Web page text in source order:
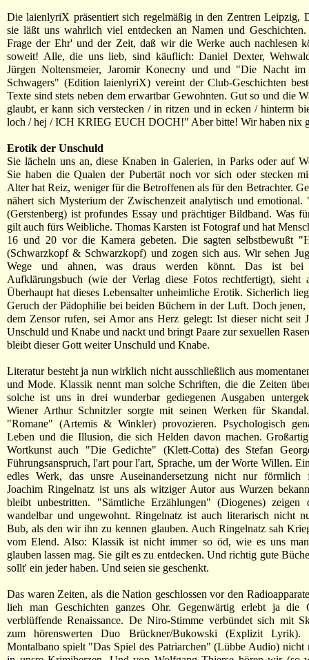
Die laienlyriX präsentiert sich regelmäßig in den Zentren Leipzig,
sie läßt uns wahrlich viel entdecken an Namen und
Frage der Ehr' und der Zeit, daß wir die Werke auch nachlesen
soweit! Alle, die uns lieb, sind käuflich: Daniel Dexter,
Jürgen Noltensmeier, Jaromir Konecny und und "Die Nacht
Schwagers" (Edition laienlyriX) vereint der Club-Geschichten
Texte sind stets neben dem erwartbar Gewohnten. Gut so und die
glaubt, er kann sich verstecken / in ritzen und in ecken / hinterm
loch / hej / ICH KRIEG EUCH DOCH!" Aber bitte! Wir haben nix
Erotik der Unschuld
Sie lächeln uns an, diese Knaben in Galerien, in Parks oder auf
Sie haben die Qualen der Pubertät noch vor sich oder stecken
Alter hat Reiz, weniger für die Betroffenen als für den Betrachter.
nähert sich Mysterium der Zwischenzeit analytisch und
(Gerstenberg) ist profundes Essay und prächtiger Bildband. Was
gilt auch fürs Weibliche. Thomas Karsten ist Fotograf und hat
16 und 20 vor die Kamera gebeten. Die sagten selbstbewußt
(Schwarzkopf & Schwarzkopf) und zogen sich aus. Wir sehen
Wege und ahnen, was draus werden könnt. Das ist
Aufklärungsbuch (wie der Verlag diese Fotos rechtfertigt), sieht
Überhaupt hat dieses Lebensalter unheimliche Erotik. Sicherlich
Geruch der Pädophilie bei beiden Büchern in der Luft. Doch jenen,
dem Zensor rufen, sei Amor ans Herz gelegt: Ist dieser nicht seit
Unschuld und Knabe und nackt und bringt Paare zur sexuellen
bleibt dieser Gott weiter Unschuld und Knabe.
Literatur besteht ja nun wirklich nicht ausschließlich aus
und Mode. Klassik nennt man solche Schriften, die die Zeiten
solche ist uns in drei wunderbar gediegenen Ausgaben
Wiener Arthur Schnitzler sorgte mit seinen Werken für
"Romane" (Artemis & Winkler) provozieren. Psychologisch
Leben und die Illusion, die sich Helden davon machen.
Wortkunst auch "Die Gedichte" (Klett-Cotta) des Stefan
Führungsanspruch, l'art pour l'art, Sprache, um der Worte Willen.
edles Werk, das unsre Auseinandersetzung nicht nur förmlich
Joachim Ringelnatz ist uns als witziger Autor aus Wurzen
bleibt unbestritten. "Sämtliche Erzählungen" (Diogenes) zeigen
wandelbar und ungewohnt. Ringelnatz ist auch literarisch nicht
Bub, als den wir ihn zu kennen glauben. Auch Ringelnatz sah
vom Elend. Also: Klassik ist nicht immer so öd, wie es uns
glauben lassen mag. Sie gilt es zu entdecken. Und richtig gute
sollt' ein jeder haben. Und seien sie geschenkt.
Das waren Zeiten, als die Nation geschlossen vor den
lieh man Geschichten ganzes Ohr. Gegenwärtig erlebt ja die
verblüffende Renaissance. De Niro-Stimme verbündet sich mit
zum hörenswerten Duo Brückner/Bukowski (Explizit Lyrik).
Montalbano spielt "Das Spiel des Patriarchen" (Lübbe Audio) nicht